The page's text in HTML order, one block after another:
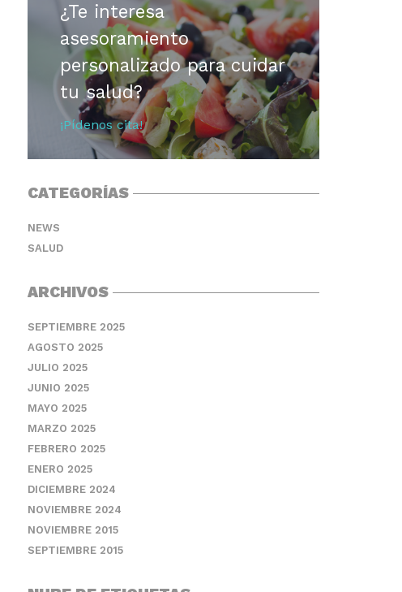
¿Te interesa
asesoramiento
personalizado para cuidar
tu salud?
¡Pídenos cita!
CATEGORÍAS
NEWS
SALUD
ARCHIVOS
SEPTIEMBRE 2025
AGOSTO 2025
JULIO 2025
JUNIO 2025
MAYO 2025
MARZO 2025
FEBRERO 2025
ENERO 2025
DICIEMBRE 2024
NOVIEMBRE 2024
NOVIEMBRE 2015
SEPTIEMBRE 2015